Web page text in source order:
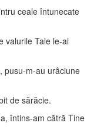
ceale întunecate
valurile Tale le-ai
pusu-m-au urâciune
de sărăcie.
întins-am cătră Tine